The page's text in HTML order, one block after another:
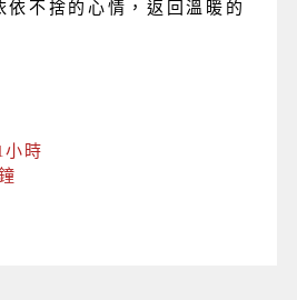
依不捨的心情，返回溫暖的
小時